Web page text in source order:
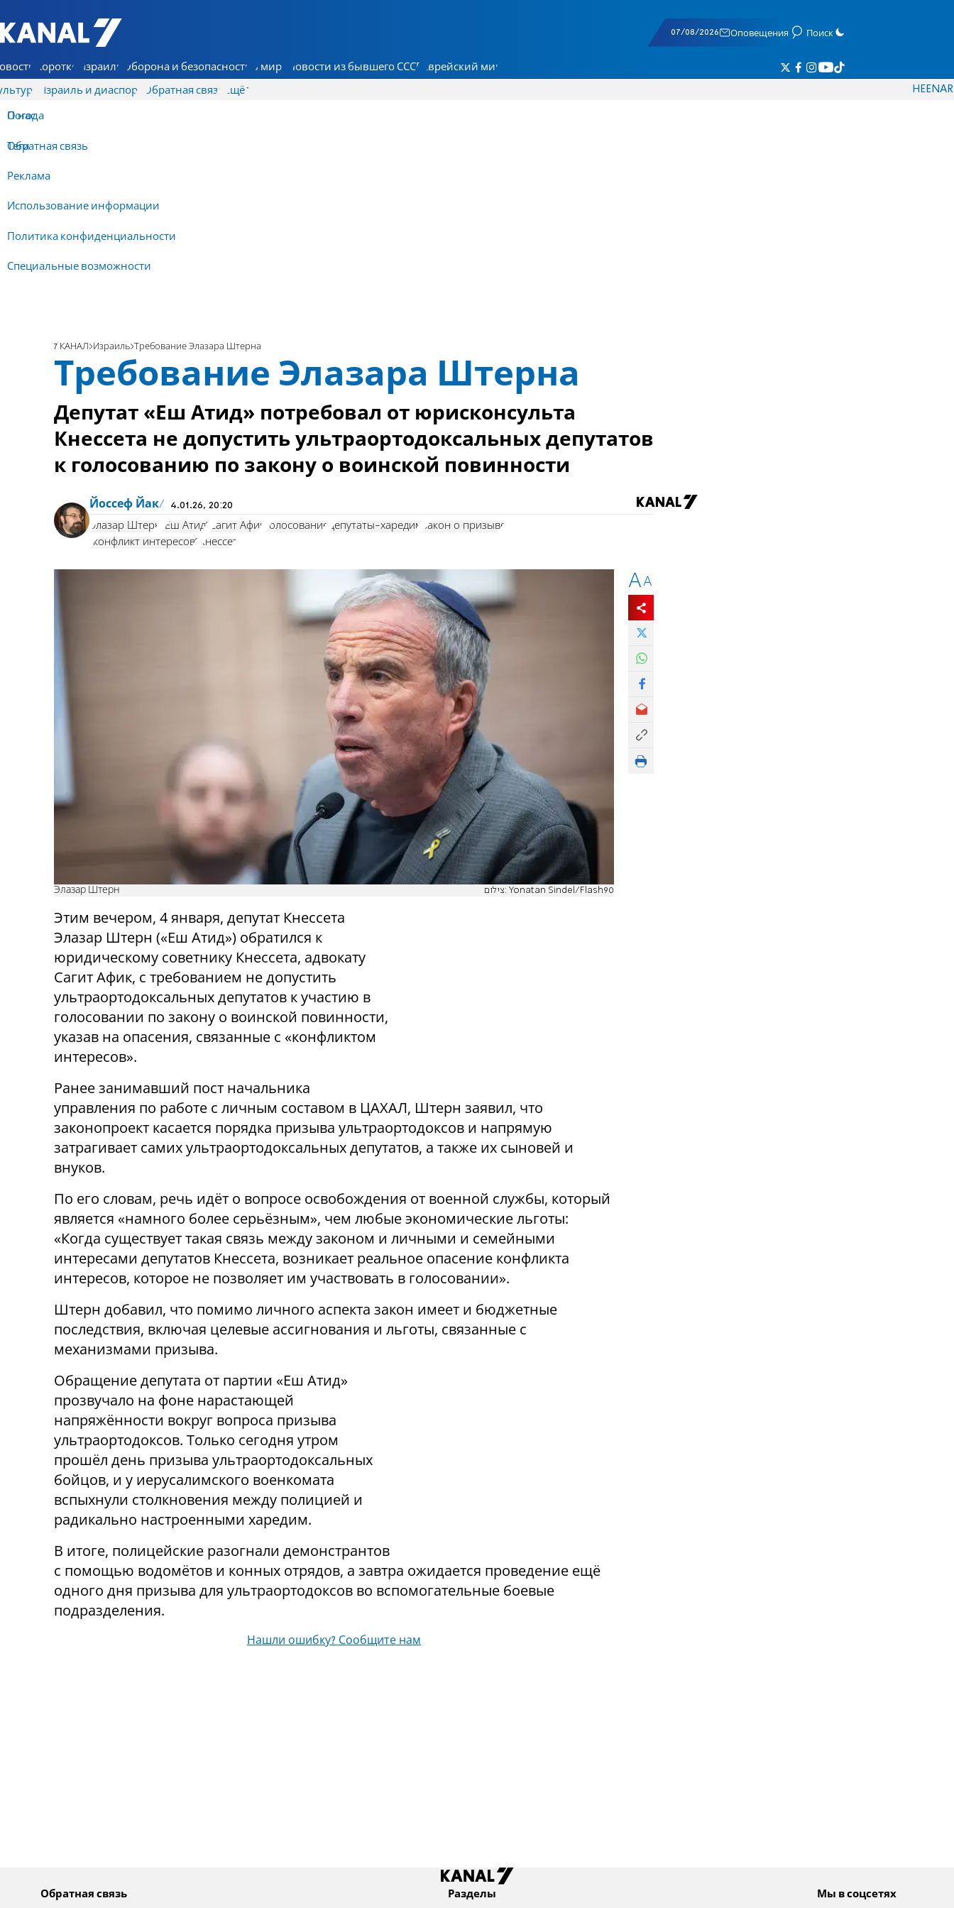
7 КАНАЛ - Аруц Шева
07/08/2026 Оповещения Поиск
Коротко Израиль Оборона и безопасность В мире Новости из бывшего СССР Еврейский мир
Израиль и диаспора Обратная связь
О нас
Обратная связь
Реклама
Использование информации
Политика конфиденциальности
Специальные возможности
Ещё
Погода
Теги
HEENAR
7 КАНАЛ Израиль Требование Элазара Штерна
Требование Элазара Штерна
Депутат «Еш Атид» потребовал от юрисконсульта
Кнессета не допустить ультраортодоксальных депутатов
к голосованию по закону о воинской повинности
Йоссеф Йак 4.01.26, 20:20
Элазар Штерн "Еш Атид" Сагит Афик голосование депутаты-харедим
закон о призыве
"конфликт интересов" Кнессет
Элазар Штерн צילום: Yonatan Sindel/Flash90
Этим вечером, 4 января, депутат Кнессета
Элазар Штерн («Еш Атид») обратился к
юридическому советнику Кнессета, адвокату
Сагит Афик, с требованием не допустить
ультраортодоксальных депутатов к участию в
голосовании по закону о воинской повинности,
указав на опасения, связанные с «конфликтом
интересов».
Ранее занимавший пост начальника
управления по работе с личным составом в ЦАХАЛ, Штерн заявил, что
законопроект касается порядка призыва ультраортодоксов и напрямую
затрагивает самих ультраортодоксальных депутатов, а также их сыновей и
внуков.
По его словам, речь идёт о вопросе освобождения от военной службы, который
является «намного более серьёзным», чем любые экономические льготы:
«Когда существует такая связь между законом и личными и семейными
интересами депутатов Кнессета, возникает реальное опасение конфликта
интересов, которое не позволяет им участвовать в голосовании».
Штерн добавил, что помимо личного аспекта закон имеет и бюджетные
последствия, включая целевые ассигнования и льготы, связанные с
механизмами призыва.
Обращение депутата от партии «Еш Атид»
прозвучало на фоне нарастающей
напряжённости вокруг вопроса призыва
ультраортодоксов. Только сегодня утром
прошёл день призыва ультраортодоксальных
бойцов, и у иерусалимского военкомата
вспыхнули столкновения между полицией и
радикально настроенными харедим.
В итоге, полицейские разогнали демонстрантов
с помощью водомётов и конных отрядов, а завтра ожидается проведение ещё
одного дня призыва для ультраортодоксов во вспомогательные боевые
подразделения.
Нашли ошибку? Сообщите нам
AA
Обратная связь Разделы Мы в соцсетях